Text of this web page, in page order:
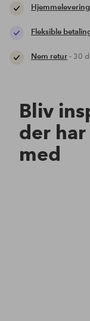
Fleksible
Nem retur- 30
Bliv
der har
med